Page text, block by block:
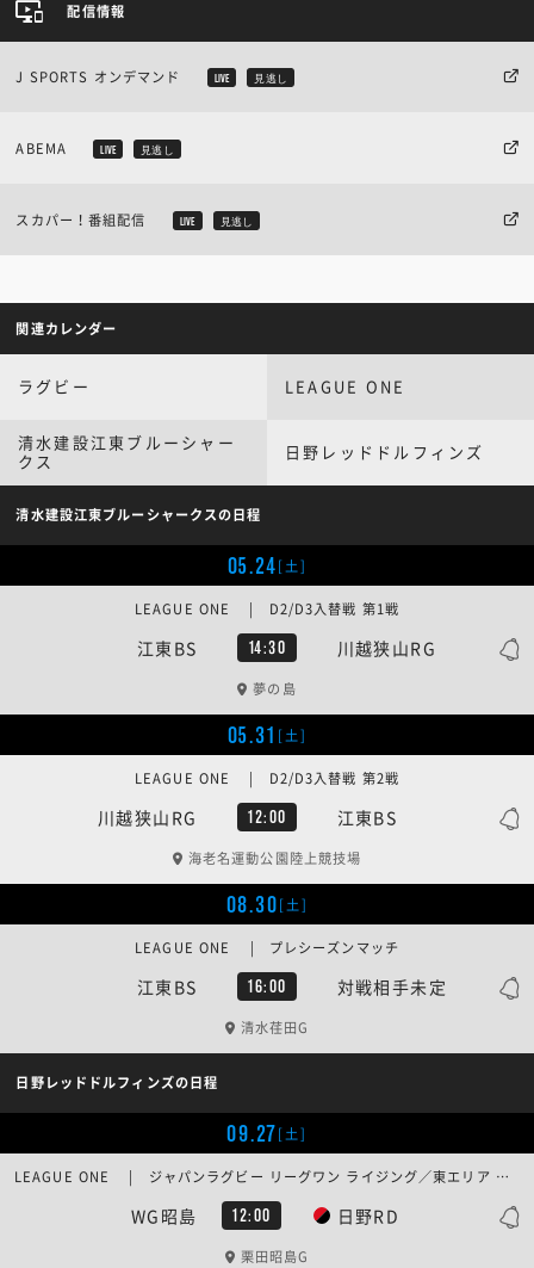
配信情報
J SPORTS オンデマンド LIVE 見逃し
ABEMA LIVE 見逃し
スカパー！番組配信 LIVE 見逃し
関連カレンダー
ラグビー LEAGUE ONE
清水建設江東ブルーシャー
クス
日野レッドドルフィンズ
清水建設江東ブルーシャークスの日程
05.24[土]
江東BS 14:30 川越狭山RG
LEAGUE ONE | D2/D3入替戦 第1戦
夢の島
05.31 [土]
川越狭山RG 12:00 江東BS
LEAGUE ONE | D2/D3入替戦 第2戦
海老名運動公園陸上競技場
08.30[土]
江東BS 16:00 対戦相手未定
LEAGUE ONE | プレシーズンマッチ
清水荏田G
日野レッドドルフィンズの日程
09.27[土]
WG昭島 12:00 日野RD
LEAGUE ONE | ジャパンラグビー リーグワン ライジング／東エリア 第1週
栗田昭島G